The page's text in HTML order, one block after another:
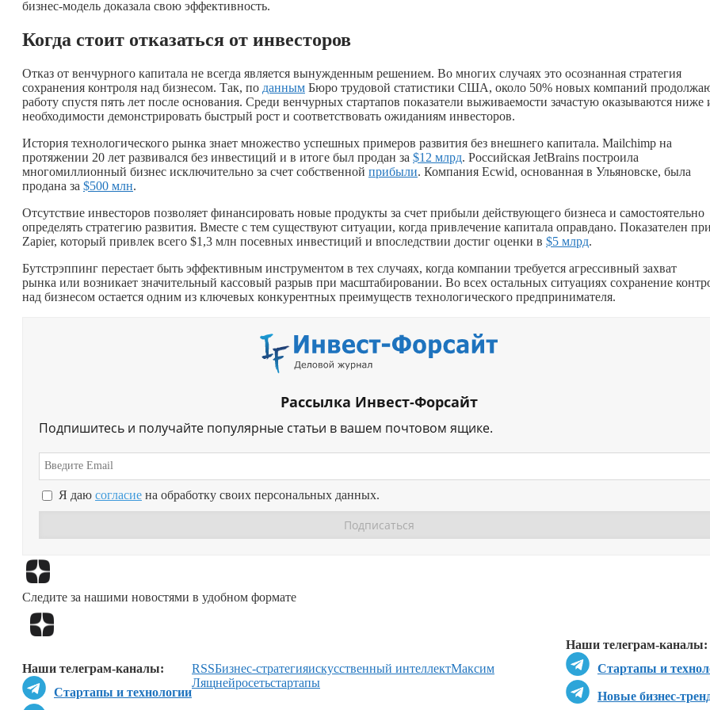
бизнес-модель доказала свою эффективность.
Когда стоит отказаться от инвесторов
Отказ от венчурного капитала не всегда является вынужденным решением. Во многих случаях это осознанная стратегия
сохранения контроля над бизнесом. Так, по данным Бюро трудовой статистики США, около 50% новых компаний
работу спустя пять лет после основания. Среди венчурных стартапов показатели выживаемости зачастую оказываются ниже
необходимости демонстрировать быстрый рост и соответствовать ожиданиям инвесторов.
История технологического рынка знает множество успешных примеров развития без внешнего капитала. Mailchimp на
протяжении 20 лет развивался без инвестиций и в итоге был продан за $12 млрд. Российская JetBrains построила
многомиллионный бизнес исключительно за счет собственной прибыли. Компания Ecwid, основанная в Ульяновске, была
продана за $500 млн.
Отсутствие инвесторов позволяет финансировать новые продукты за счет прибыли действующего бизнеса и самостоятельно
определять стратегию развития. Вместе с тем существуют ситуации, когда привлечение капитала оправдано. Показателен
Zapier, который привлек всего $1,3 млн посевных инвестиций и впоследствии достиг оценки в $5 млрд.
Бутстрэппинг перестает быть эффективным инструментом в тех случаях, когда компании требуется агрессивный захват
рынка или возникает значительный кассовый разрыв при масштабировании. Во всех остальных ситуациях сохранение
над бизнесом остается одним из ключевых конкурентных преимуществ технологического предпринимателя.
Рассылка Инвест-Форсайт
Подпишитесь и получайте популярные статьи в вашем почтовом ящике.
Я даю согласие на обработку своих персональных данных.
Следите за нашими новостями в удобном формате
Наши телеграм-каналы:
Стартапы и
Новые бизнес-
Наши телеграм-каналы:
Стартапы и технологии
RSSБизнес-стратегияискусственный интеллектМаксим
Лящнейросетьстартапы